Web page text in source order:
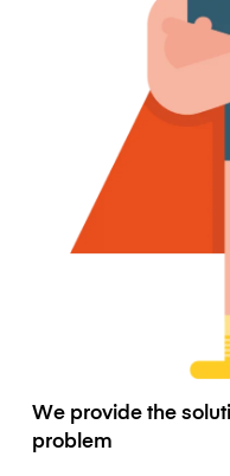
We provide the
problem